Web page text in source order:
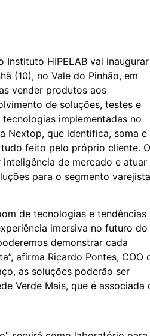
Instituto HIPELAB vai inaugurar
(10), no Vale do Pinhão, em
vender produtos aos
de soluções, testes e
implementadas no
Nextop, que identifica, soma e
feito pelo próprio cliente. O
de mercado e atuar
para o segmento
de tecnologias e tendências
imersiva no futuro do
demonstrar cada
afirma Ricardo Pontes, COO
as soluções poderão ser
Verde Mais, que é associada